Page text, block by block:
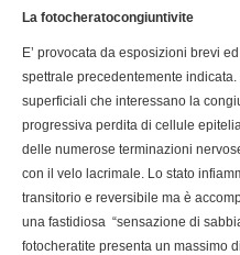
La fotocheratocongiuntivite
E’ provocata da esposizioni brevi
spettrale precedentemente
superficiali che interessano la
progressiva perdita di cellule
delle numerose terminazioni
con il velo lacrimale. Lo stato
transitorio e reversibile ma è
una fastidiosa “sensazione di
fotocheratite presenta un massimo